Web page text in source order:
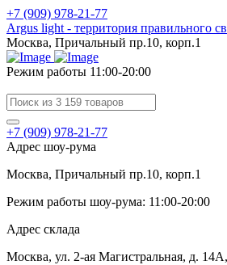
+7 (909) 978-21-77
Argus light - территория правильного
Москва, Причальный пр.10, корп.1
Режим работы 11:00-20:00
+7 (909) 978-21-77
Адрес шоу-рума
Москва, Причальный пр.10, корп.1
Режим работы шоу-рума: 11:00-20:00
Адрес склада
Москва, ул. 2-ая Магистральная, д.